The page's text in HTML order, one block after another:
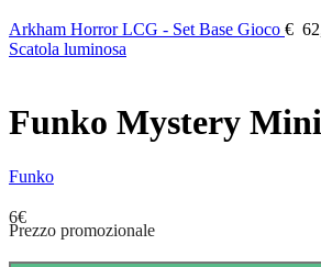
Arkham Horror LCG - Set Base Gioco €
Scatola luminosa
Funko Mystery
Funko
6€
Prezzo promozionale